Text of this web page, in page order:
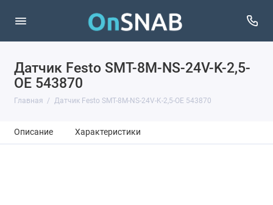
Датчик Festo SMT-8M-NS-24V-K-2,5-
OE 543870
Главная Датчик Festo SMT-8M-NS-24V-K-2,5-OE 543870
Описание Характеристики